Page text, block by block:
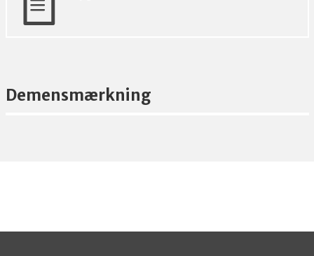
Demensmærkning